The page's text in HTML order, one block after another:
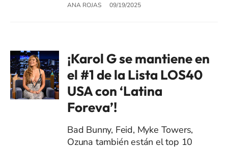
ANA ROJAS 09/19/2025
¡Karol G se mantiene en
el #1 de la Lista LOS40
USA con ‘Latina
Foreva’!
Bad Bunny, Feid, Myke Towers,
Ozuna también están el top 10